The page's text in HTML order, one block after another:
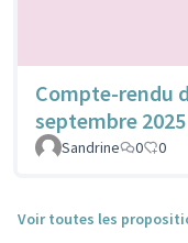
Compte-rendu
septembre 2025
Sandrine 0 0
Voir toutes les